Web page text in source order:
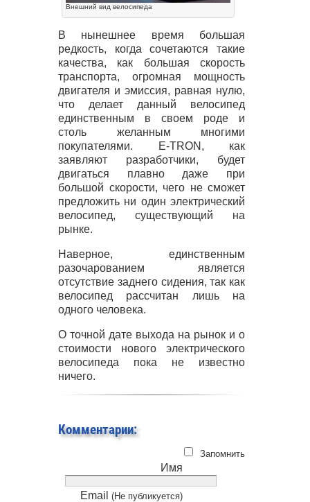
Внешний вид велосипеда
В нынешнее время большая
редкость, когда сочетаются такие
качества, как большая скорость
транспорта, огромная мощность
двигателя и эмиссия, равная нулю,
что делает данный велосипед
единственным в своем роде и
столь желанным многими
покупателями. E-TRON , как
заявляют разработчики, будет
двигаться плавно даже при
большой скорости, чего не сможет
предложить ни один электрический
велосипед, существующий на
рынке.
Наверное, единственным
разочарованием является
отсутствие заднего сидения, так как
велосипед рассчитан лишь на
одного человека.
О точной дате выхода на рынок и о
стоимости нового электрического
велосипеда пока не известно
ничего.
Комментарии:
Запомнить
Имя
Email (Не публикуется)